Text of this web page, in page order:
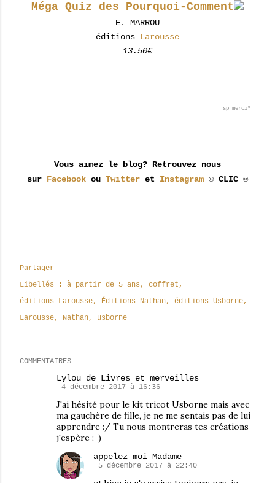
Méga Quiz des Pourquoi-Comment
E. MARROU
éditions Larousse
13.50€
sp merci*
Vous aimez le blog? Retrouvez nous
sur Facebook ou Twitter et Instagram ☺ CLIC ☺
Partager
Libellés :
à partir de 5 ans
coffret
éditions Larousse
Éditions Nathan
éditions Usborne
Larousse
Nathan usborne
COMMENTAIRES
Lylou de Livres et merveilles
4 décembre 2017 à 16:36
J'ai hésité pour le kit tricot Usborne mais avec
ma gauchère de fille, je ne me sentais pas de lui
apprendre :/ Tu nous montreras tes créations
j'espère ;-)
appelez moi Madame
5 décembre 2017 à 22:40